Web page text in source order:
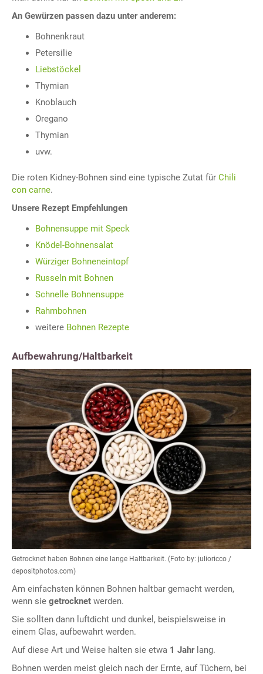
An Gewürzen passen dazu unter anderem:
Bohnenkraut
Petersilie
Liebstöckel
Thymian
Knoblauch
Oregano
Thymian
uvw.
Die roten Kidney-Bohnen sind eine typische Zutat für Chili
con carne.
Unsere Rezept Empfehlungen
Bohnensuppe mit Speck
Knödel-Bohnensalat
Würziger Bohneneintopf
Russeln mit Bohnen
Schnelle Bohnensuppe
Rahmbohnen
weitere Bohnen Rezepte
Aufbewahrung/Haltbarkeit
Getrocknet haben Bohnen eine lange Haltbarkeit. (Foto by: julioricco /
depositphotos.com)
Am einfachsten können Bohnen haltbar gemacht werden,
wenn sie getrocknet werden.
Sie sollten dann luftdicht und dunkel, beispielsweise in
einem Glas, aufbewahrt werden.
Auf diese Art und Weise halten sie etwa 1 Jahrlang.
Bohnen werden meist gleich nach der Ernte, auf Tüchern, bei